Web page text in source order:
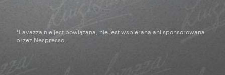
*Lavazza nie jest powiązana, nie jest wspierana ani sponsorowana
przez Nespresso.